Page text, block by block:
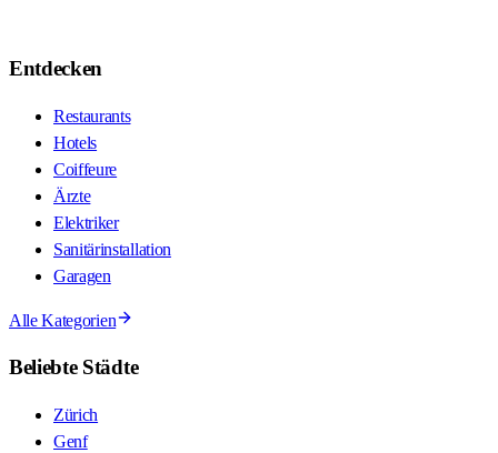
Entdecken
Restaurants
Hotels
Coiffeure
Ärzte
Elektriker
Sanitärinstallation
Garagen
Alle Kategorien
Beliebte Städte
Zürich
Genf